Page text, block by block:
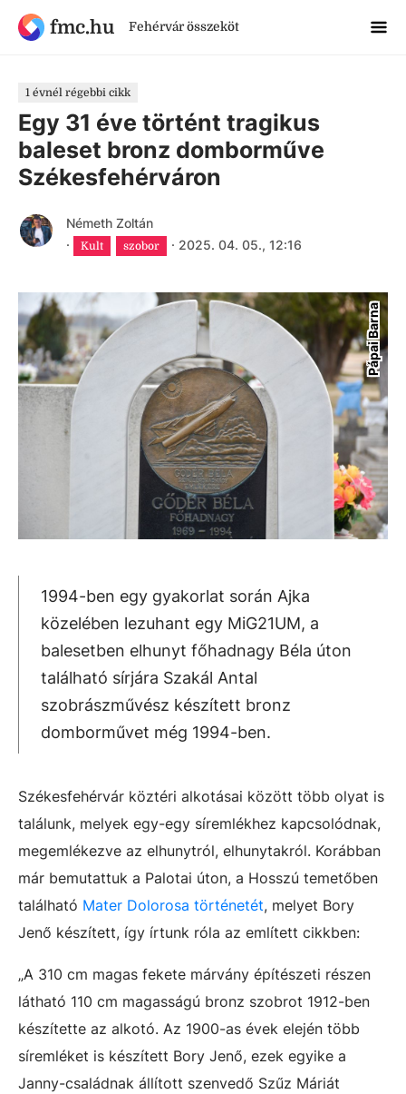
fmc.hu Fehérvár összeköt
1 évnél régebbi cikk
Egy 31 éve történt tragikus
baleset bronz domborműve
Székesfehérváron
Németh Zoltán
·
Kult szobor · 2025. 04. 05., 12:16
Pápai Barna
1994-ben egy gyakorlat során Ajka
közelében lezuhant egy MiG21UM, a
balesetben elhunyt főhadnagy Béla úton
található sírjára Szakál Antal
szobrászművész készített bronz
domborművet még 1994-ben.
Székesfehérvár köztéri alkotásai között több olyat is
találunk, melyek egy-egy síremlékhez kapcsolódnak,
megemlékezve az elhunytról, elhunytakról. Korábban
már bemutattuk a Palotai úton, a Hosszú temetőben
található Mater Dolorosa történetét, melyet Bory
Jenő készített, így írtunk róla az említett cikkben:
„A 310 cm magas fekete márvány építészeti részen
látható 110 cm magasságú bronz szobrot 1912-ben
készítette az alkotó. Az 1900-as évek elején több
síremléket is készített Bory Jenő, ezek egyike a
Janny-családnak állított szenvedő Szűz Máriát